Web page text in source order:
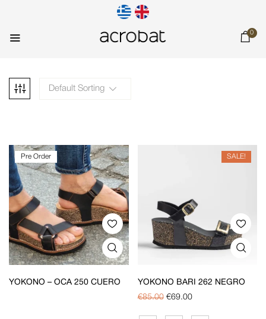
0
Default Sorting
Pre Order
YOKONO – OCA 250 CUERO
SALE!
YOKONO BARI 262 NEGRO
€85.00 €69.00